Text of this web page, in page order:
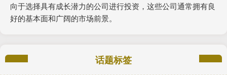
向于选择具有成长潜力的公司进行投资，这些公司通常拥有良
好的基本面和广阔的市场前景。
话题标签